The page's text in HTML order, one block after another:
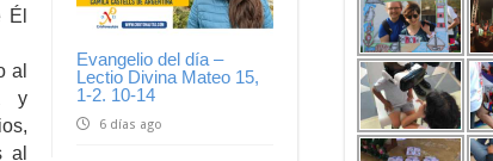
Evangelio del día –
Lectio Divina Mateo 15,
1-2. 10-14
6 días ago
Él
al
y
al